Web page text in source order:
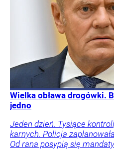
Wielka obława drogówki.
jedno
Jeden dzień. Tysiące
karnych. Policja
Od rana posypią się